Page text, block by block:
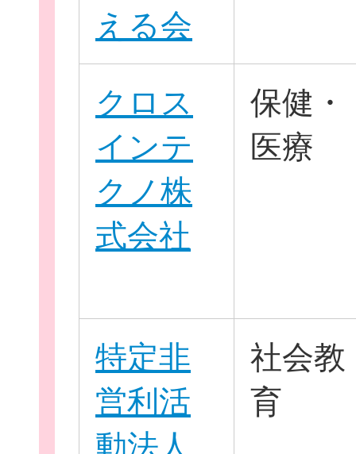
企業・
える会
クロス
インテ
クノ株
式会社
保健・
医療
特定非
営利活
動法人
社会教
育